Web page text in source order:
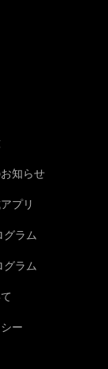
知らせ
プリ
グラム
グラム
ー